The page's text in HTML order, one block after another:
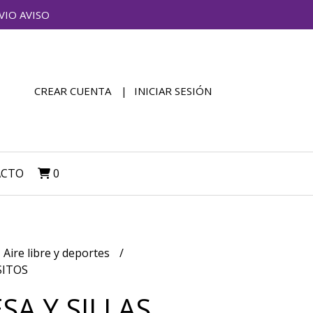
AVISO
CREAR CUENTA INICIAR SESIÓN
0
Aire libre y deportes